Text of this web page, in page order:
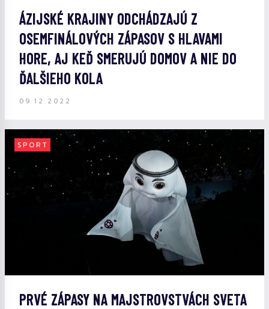
ÁZIJSKÉ KRAJINY ODCHÁDZAJÚ Z
OSEMFINÁLOVÝCH ZÁPASOV S HLAVAMI
HORE, AJ KEĎ SMERUJÚ DOMOV A NIE DO
ĎALŠIEHO KOLA
09.12.2022
SPORT
PRVÉ ZÁPASY NA MAJSTROVSTVÁCH SVETA